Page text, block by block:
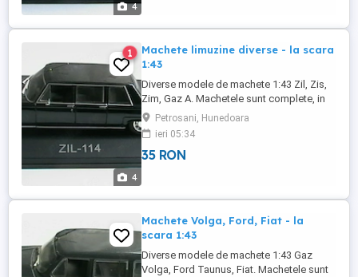
4
4
1
Machete limuzine diverse - la scara
1:43
Diverse modele de machete 1:43 Zil, Zis,
Zim, Gaz A. Machetele sunt complete, in
stare buna. Pret 35 lei bucata, nu contine
costul transportului.
Petrosani, Hunedoara
ieri 05:34
35 RON
Machete Volga, Ford, Fiat - la
scara 1:43
Diverse modele de machete 1:43 Gaz
Volga, Ford Taunus, Fiat. Machetele sunt